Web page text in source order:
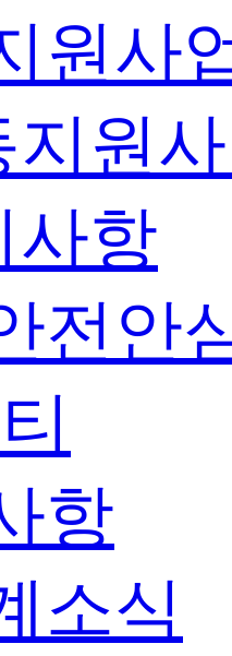
원사
지원
사항
전안
항
소식